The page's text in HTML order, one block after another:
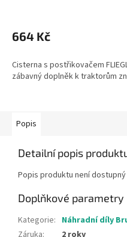
produktu
je
z
5
664 Kč
Cisterna s postřikovačem
zábavný doplněk k traktorům
Popis
Detailní popis
Popis produktu není dostupný
Doplňkové parametry
Kategorie: Náhradní díly